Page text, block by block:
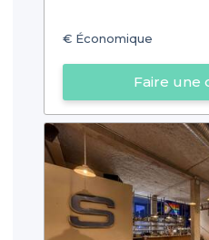
€ Économique
Faire une